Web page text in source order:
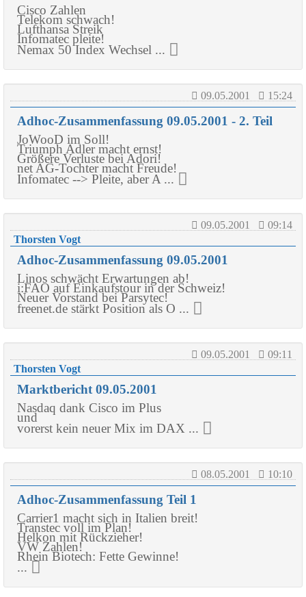
Cisco Zahlen
Telekom schwach!
Lufthansa Streik
Infomatec pleite!
Nemax 50 Index Wechsel ...
09.05.2001 15:24
Adhoc-Zusammenfassung 09.05.2001 - 2. Teil
JoWooD im Soll!
Triumph Adler macht ernst!
Größere Verluste bei Adori!
net AG-Tochter macht Freude!
Infomatec --> Pleite, aber A ...
09.05.2001
09:14
Thorsten Vogt
Adhoc-Zusammenfassung 09.05.2001
Linos schwächt Erwartungen ab!
i:FAO auf Einkaufstour in der Schweiz!
Neuer Vorstand bei Parsytec!
freenet.de stärkt Position als O ...
09.05.2001
09:11
Thorsten Vogt
Marktbericht 09.05.2001
Nasdaq dank Cisco im Plus
und
vorerst kein neuer Mix im DAX ...
08.05.2001 10:10
Adhoc-Zusammenfassung Teil 1
Carrier1 macht sich in Italien breit!
Transtec voll im Plan!
Helkon mit Rückzieher!
VW Zahlen!
Rhein Biotech: Fette Gewinne!
...